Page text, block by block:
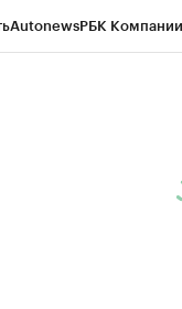
AutonewsРБК Компании